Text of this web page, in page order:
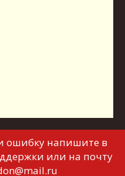
ошибку напишите в
или на почту